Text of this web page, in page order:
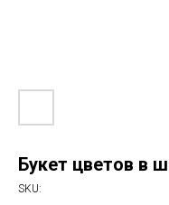
Букет цветов в
SKU: